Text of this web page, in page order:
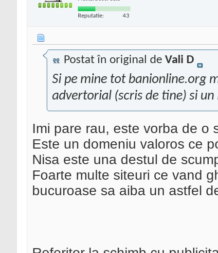
Reputatie: 43
Postat în original de Vali D
Si pe mine tot banionline.org
advertorial (scris de tine) si
Imi pare rau, este vorba de o
Este un domeniu valoros ce
Nisa este una destul de
Foarte multe siteuri ce vand
bucuroase sa aiba un astfel